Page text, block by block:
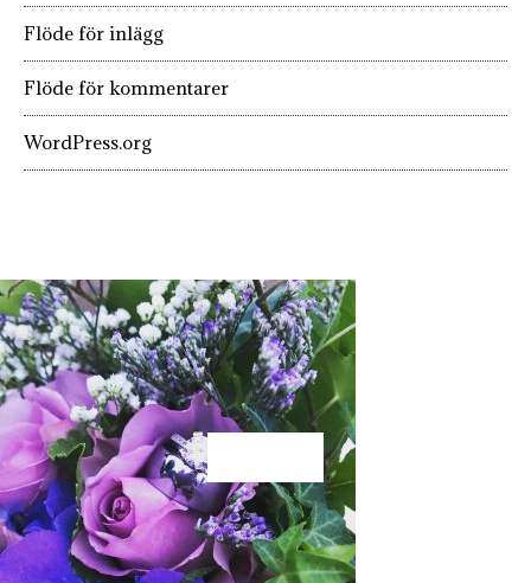
Flöde för inlägg
Flöde för kommentarer
WordPress.org